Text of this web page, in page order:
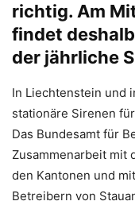
richtig. Am
findet
der jährliche
In Liechtenstein und
stationäre Sirenen
Das Bundesamt für
Zusammenarbeit mit
den Kantonen und
Betreibern von